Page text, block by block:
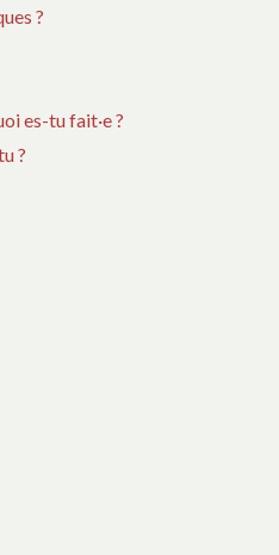
?
es-tu fait·e ?
?